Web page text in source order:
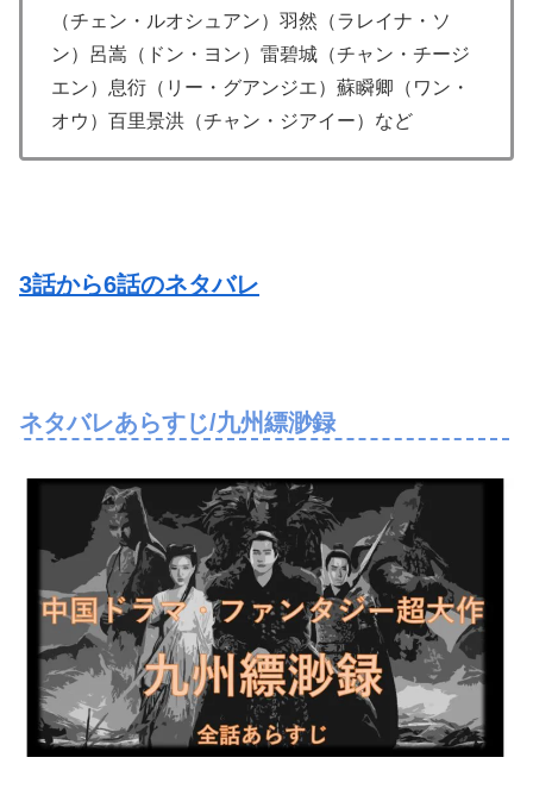
（チェン・ルオシュアン）羽然（ラレイナ・ソ
ン）呂嵩（ドン・ヨン）雷碧城（チャン・チージ
エン）息衍（リー・グアンジエ）蘇瞬卿（ワン・
オウ）百里景洪（チャン・ジアイー）など
3話から6話のネタバレ
ネタバレあらすじ/九州縹渺録